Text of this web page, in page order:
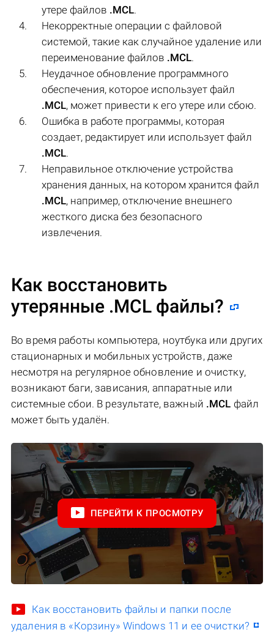
утере файлов .MCL.
Некорректные операции с файловой
системой, такие как случайное удаление или
переименование файлов .MCL.
Неудачное обновление программного
обеспечения, которое использует файл
.MCL, может привести к его утере или сбою.
Ошибка в работе программы, которая
создает, редактирует или использует файл
.MCL.
Неправильное отключение устройства
хранения данных, на котором хранится файл
.MCL, например, отключение внешнего
жесткого диска без безопасного
извлечения.
Как восстановить
утерянные .MCL файлы?
Во время работы компьютера, ноутбука или других
стационарных и мобильных устройств, даже
несмотря на регулярное обновление и очистку,
возникают баги, зависания, аппаратные или
системные сбои. В результате, важный .MCL файл
может быть удалён.
ПЕРЕЙТИ К ПРОСМОТРУ
Как восстановить файлы и папки после
удаления в «Корзину» Windows 11 и ее очистки?